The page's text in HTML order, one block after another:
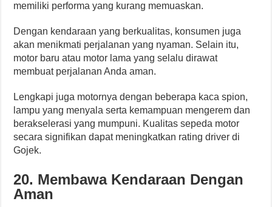
memiliki performa yang kurang memuaskan.
Dengan kendaraan yang berkualitas, konsumen juga
akan menikmati perjalanan yang nyaman. Selain itu,
motor baru atau motor lama yang selalu dirawat
membuat perjalanan Anda aman.
Lengkapi juga motornya dengan beberapa kaca spion,
lampu yang menyala serta kemampuan mengerem dan
berakselerasi yang mumpuni. Kualitas sepeda motor
secara signifikan dapat meningkatkan rating driver di
Gojek.
20. Membawa Kendaraan Dengan
Aman